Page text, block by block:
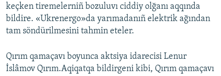
keçken tiremelerniñ bozuluvı ciddiy olğanı aqqında
bildire. «Ukrenergo»da yarımadanıñ elektrik ağından
tam söndürilmesini tahmin eteler.
Qırım qamaçavı boyunca aktsiya idarecisi Lenur
İslâmov Qırım.Aqiqatqa bildirgeni kibi, Qırım qamaçavı